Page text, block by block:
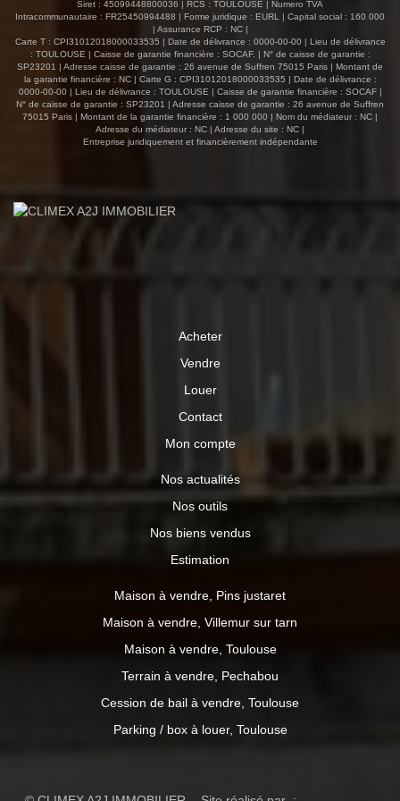
Siret : 45099448800036 | RCS : TOULOUSE | Numero TVA
Intracommunautaire : FR25450994488 | Forme juridique : EURL | Capital social : 160 000
| Assurance RCP : NC |
Carte T : CPI31012018000033535 | Date de délivrance : 0000-00-00 | Lieu de délivrance
: TOULOUSE | Caisse de garantie financière : SOCAF. | N° de caisse de garantie :
SP23201 | Adresse caisse de garantie : 26 avenue de Suffren 75015 Paris | Montant de
la garantie financière : NC | Carte G : CPI31012018000033535 | Date de délivrance :
0000-00-00 | Lieu de délivrance : TOULOUSE | Caisse de garantie financière : SOCAF |
N° de caisse de garantie : SP23201 | Adresse caisse de garantie : 26 avenue de Suffren
75015 Paris | Montant de la garantie financière : 1 000 000 | Nom du médiateur : NC |
Adresse du médiateur : NC | Adresse du site : NC |
Entreprise juridiquement et financièrement indépendante
Acheter
Vendre
Louer
Contact
Mon compte
Nos actualités
Nos outils
Nos biens vendus
Estimation
Maison à vendre, Pins justaret
Maison à vendre, Villemur sur tarn
Maison à vendre, Toulouse
Terrain à vendre, Pechabou
Cession de bail à vendre, Toulouse
Parking / box à louer, Toulouse